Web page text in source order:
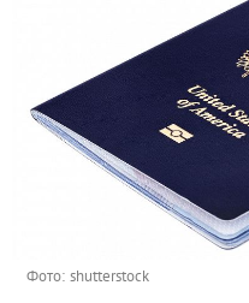
Фото: shutterstock